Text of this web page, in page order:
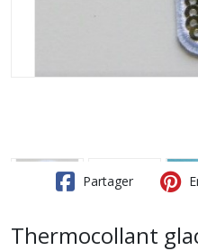
Partager
Thermocollant